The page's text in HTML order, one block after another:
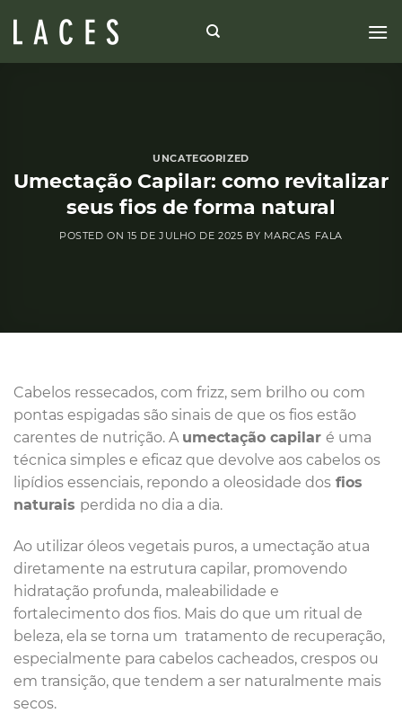
UNCATEGORIZED
Umectação Capilar: como revitalizar
seus fios de forma natural
POSTED ON 15 DE JULHO DE 2025 BY MARCAS FALA
Cabelos ressecados, com frizz, sem brilho ou com
pontas espigadas são sinais de que os fios estão
carentes de nutrição. A umectação capilar é uma
técnica simples e eficaz que devolve aos cabelos os
lipídios essenciais, repondo a oleosidade dos fios
naturais perdida no dia a dia.
Ao utilizar óleos vegetais puros, a umectação atua
diretamente na estrutura capilar, promovendo
hidratação profunda, maleabilidade e
fortalecimento dos fios. Mais do que um ritual de
beleza, ela se torna um tratamento de recuperação,
especialmente para cabelos cacheados, crespos ou
em transição, que tendem a ser naturalmente mais
secos.